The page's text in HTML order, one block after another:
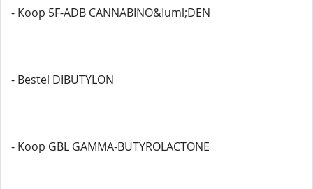
- Koop 5F-ADB CANNABINO&Iuml;DEN
- Bestel DIBUTYLON
- Koop GBL GAMMA-BUTYROLACTONE